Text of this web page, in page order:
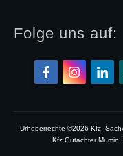
Folge uns auf:
Urheberrechte ©2026 Kfz.-
Kfz Gutachter Mumin